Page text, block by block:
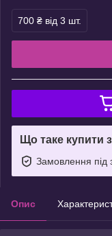
700 ₴ від 3 шт.
Що таке купити
Замовлення під
Опис